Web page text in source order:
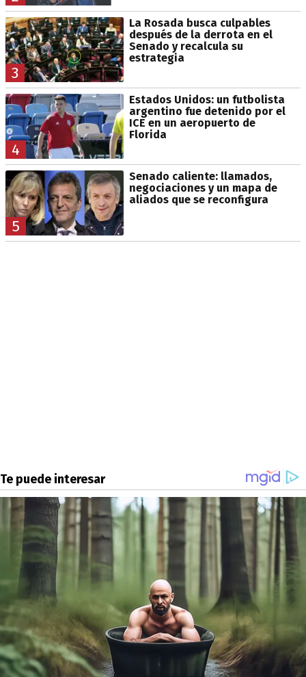
3
La Rosada busca culpables
después de la derrota en el
Senado y recalcula su
estrategia
4
Estados Unidos: un futbolista
argentino fue detenido por el
ICE en un aeropuerto de
Florida
5
Senado caliente: llamados,
negociaciones y un mapa de
aliados que se reconfigura